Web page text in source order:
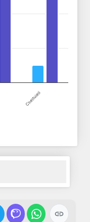
Cheltuieli